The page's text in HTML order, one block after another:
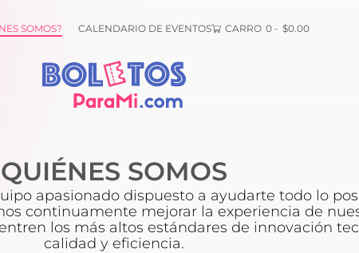
SOMOS? CALENDARIO DE EVENTOS CARRO 0- $0.00
QUIÉNES SOMOS
apasionado dispuesto a ayudarte todo lo
continuamente mejorar la experiencia de
los más altos estándares de innovación
calidad y eficiencia.